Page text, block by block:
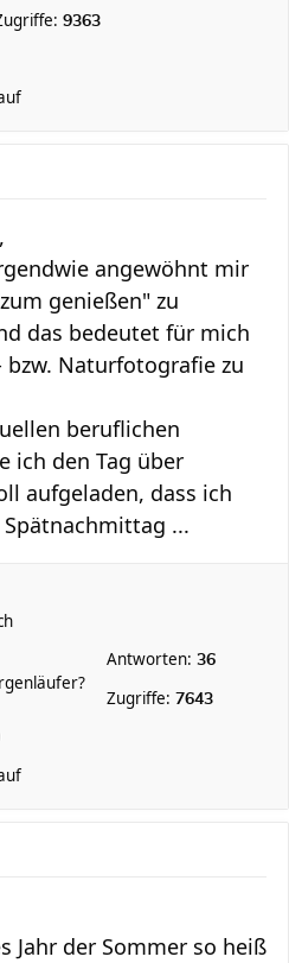
9363
angewöhnt mir
genießen" zu
das bedeutet für mich
bzw. Naturfotografie zu
beruflichen
ich den Tag über
aufgeladen, dass ich
...
Antworten: 36
Zugriffe: 7643
Jahr der Sommer so heiß